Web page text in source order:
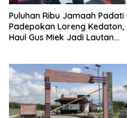
Puluhan Ribu Jamaah Padati
Padepokan Loreng Kedaton,
Haul Gus Miek Jadi Lautan